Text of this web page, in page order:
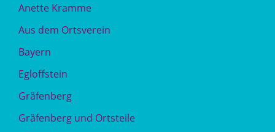
Anette Kramme
Aus dem Ortsverein
Bayern
Egloffstein
Gräfenberg
Gräfenberg und Ortsteile